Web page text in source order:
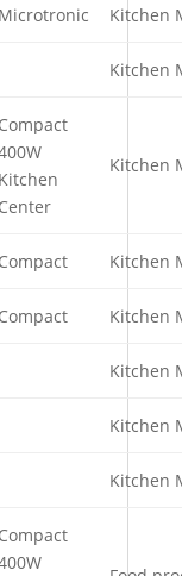
Microtronic Kitchen
Kitchen
Compact
Kitchen
Center
Kitchen
Compact Kitchen
Compact Kitchen
Kitchen
Kitchen
Kitchen
Compact